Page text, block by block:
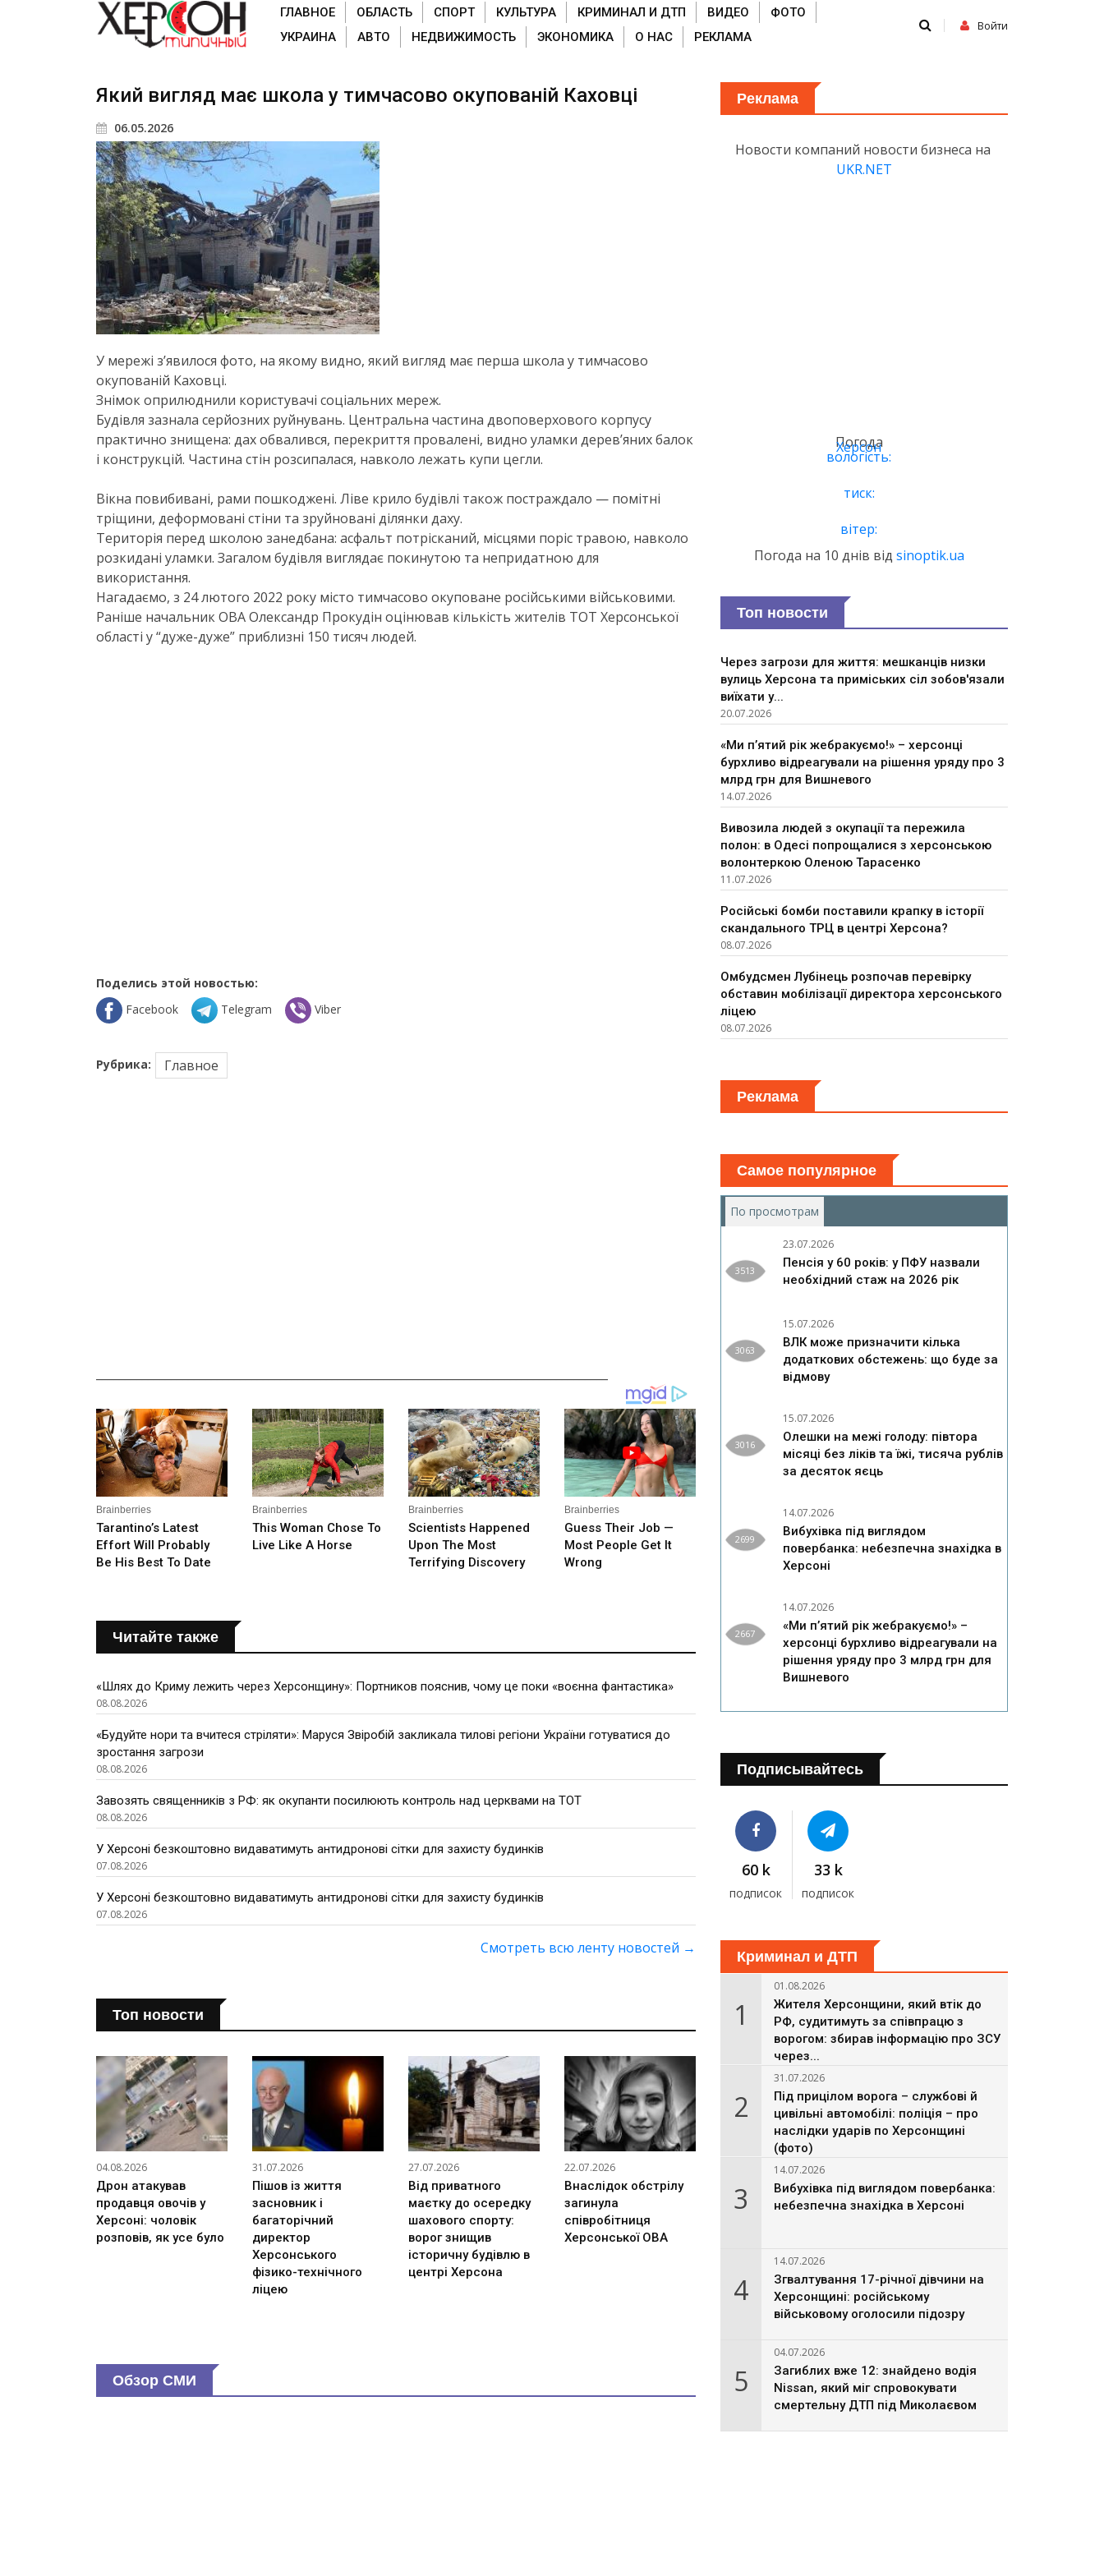
ГЛАВНОЕ ОБЛАСТЬ СПОРТ КУЛЬТУРА КРИМИНАЛ И ДТП ВИДЕО
ФОТО
УКРАИНА
АВТО НЕДВИЖИМОСТЬ ЭКОНОМИКА О НАС РЕКЛАМА
Войти
Який вигляд має школа у тимчасово окупованій Каховці
06.05.2026
У мережі з’явилося фото, на якому видно, який вигляд має перша школа у тимчасово
окупованій Каховці.
Знімок оприлюднили користувачі соціальних мереж.
Будівля зазнала серйозних руйнувань. Центральна частина двоповерхового корпусу
практично знищена: дах обвалився, перекриття провалені, видно уламки дерев’яних балок
і конструкцій. Частина стін розсипалася, навколо лежать купи цегли.
Вікна повибивані, рами пошкоджені. Ліве крило будівлі також постраждало — помітні
тріщини, деформовані стіни та зруйновані ділянки даху.
Територія перед школою занедбана: асфальт потрісканий, місцями поріс травою, навколо
розкидані уламки. Загалом будівля виглядає покинутою та непридатною для
використання.
Нагадаємо, з 24 лютого 2022 року місто тимчасово окуповане російськими військовими.
Раніше начальник ОВА Олександр Прокудін оцінював кількість жителів ТОТ Херсонської
області у “дуже-дуже” приблизні 150 тисяч людей.
Поделись этой новостью:
Facebook
Telegram Viber
Рубрика: Главное
Читайте также
«Шлях до Криму лежить через Херсонщину»: Портников пояснив, чому це поки «воєнна фантастика»
08.08.2026
«Будуйте нори та вчитеся стріляти»: Маруся Звіробій закликала тилові регіони України готуватися до
зростання загрози
08.08.2026
Завозять священників з РФ: як окупанти посилюють контроль над церквами на ТОТ
08.08.2026
У Херсоні безкоштовно видаватимуть антидронові сітки для захисту будинків
07.08.2026
У Херсоні безкоштовно видаватимуть антидронові сітки для захисту будинків
07.08.2026
Смотреть всю ленту новостей →
Топ новости
04.08.2026
Дрон атакував
продавця овочів у
Херсоні: чоловік
розповів, як усе було
31.07.2026
Пішов із життя
засновник і
багаторічний
директор
Херсонського
фізико-технічного
ліцею
27.07.2026
Від приватного
маєтку до осередку
шахового спорту:
ворог знищив
історичну будівлю в
центрі Херсона
22.07.2026
Внаслідок обстрілу
загинула
співробітниця
Херсонської ОВА
Обзор СМИ
Реклама
Новости компаний новости бизнеса на
UKR.NET
Погода
Херсон
вологість:
тиск:
вітер:
Погода на 10 днів від sinoptik.ua
Топ новости
Через загрози для життя: мешканців низки
вулиць Херсона та приміських сіл зобов'язали
виїхати у...
20.07.2026
«Ми п’ятий рік жебракуємо!» – херсонці
бурхливо відреагували на рішення уряду про 3
млрд грн для Вишневого
14.07.2026
Вивозила людей з окупації та пережила
полон: в Одесі попрощалися з херсонською
волонтеркою Оленою Тарасенко
11.07.2026
Російські бомби поставили крапку в історії
скандального ТРЦ в центрі Херсона?
08.07.2026
Омбудсмен Лубінець розпочав перевірку
обставин мобілізації директора херсонського
ліцею
08.07.2026
Реклама
Самое популярное
По просмотрам
3513
23.07.2026
Пенсія у 60 років: у ПФУ назвали
необхідний стаж на 2026 рік
3063
15.07.2026
ВЛК може призначити кілька
додаткових обстежень: що буде за
відмову
3016
15.07.2026
Олешки на межі голоду: півтора
місяці без ліків та їжі, тисяча рублів
за десяток яєць
2699
14.07.2026
Вибухівка під виглядом
повербанка: небезпечна знахідка в
Херсоні
2667
14.07.2026
«Ми п’ятий рік жебракуємо!» –
херсонці бурхливо відреагували на
рішення уряду про 3 млрд грн для
Вишневого
Подписывайтесь
60 k
подписок
33 k
подписок
Криминал и ДТП
1
01.08.2026
Жителя Херсонщини, який втік до
РФ, судитимуть за співпрацю з
ворогом: збирав інформацію про ЗСУ
через...
2
31.07.2026
Під прицілом ворога – службові й
цивільні автомобілі: поліція – про
наслідки ударів по Херсонщині
(фото)
3
14.07.2026
Вибухівка під виглядом повербанка:
небезпечна знахідка в Херсоні
4
14.07.2026
Згвалтування 17-річної дівчини на
Херсонщині: російському
військовому оголосили підозру
5
04.07.2026
Загиблих вже 12: знайдено водія
Nissan, який міг спровокувати
смертельну ДТП під Миколаєвом